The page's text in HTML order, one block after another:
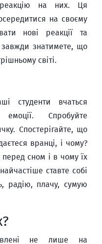
реакцію на них. Ця
на своєму
нові реакції та
знатимете, що
світі.
студенти вчаться
Спробуйте
Спостерігайте, що
вранці, і чому?
сном і в чому їх
ставте собі
радію, плачу, сумую
не лише на